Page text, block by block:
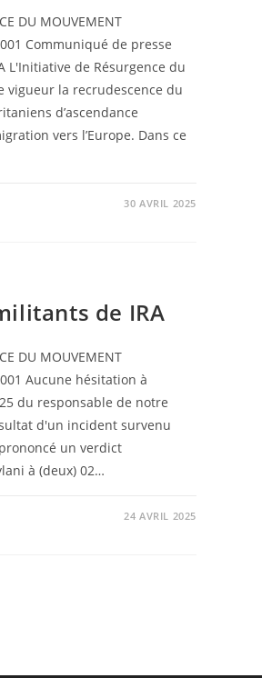
Communiqué de presse
L'Initiative de Résurgence du
vigueur la recrudescence du
d’ascendance
vers l’Europe. Dans ce
30 AVRIL 2025
de IRA
Aucune hésitation à
du responsable de notre
d'un incident survenu
un verdict
à (deux) 02…
24 AVRIL 2025